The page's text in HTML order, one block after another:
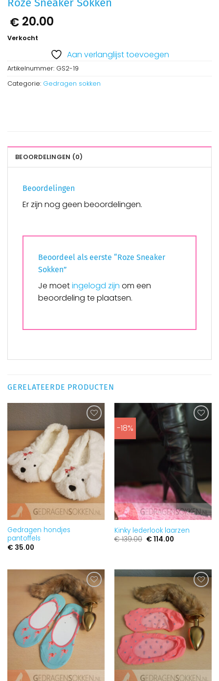
Roze Sneaker Sokken
€ 20.00
Verkocht
Aan verlanglijst toevoegen
Artikelnummer: GS2-19
Categorie: Gedragen sokken
BEOORDELINGEN (0)
Beoordelingen
Er zijn nog geen beoordelingen.
Beoordeel als eerste “Roze Sneaker
Sokken”
Je moetingelogd zijn om een
beoordeling te plaatsen.
GERELATEERDE PRODUCTEN
Aan
verlanglijst
toevoegen
Gedragen hondjes
pantoffels
€35.00
-18%
Aan
verlanglijst
toevoegen
Kinky lederlook laarzen
€139.00 Oorspronkelijke
€114.00Huidige
Aan
verlanglijst
toevoegen
Aan
verlanglijst
toevoegen